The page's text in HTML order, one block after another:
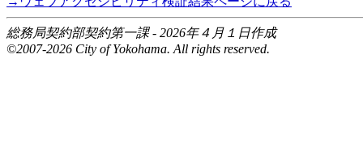
総務局契約部契約第一課 - 2026年４月１日作成
©2007-2026 City of Yokohama. All rights reserved.